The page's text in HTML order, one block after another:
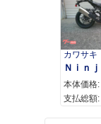
カワサキ
本体価格:
支払総額: